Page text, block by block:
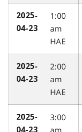
2025-
04-23
1:00
am
HAE
2025-
04-23
2:00
am
HAE
2025-
04-23
3:00